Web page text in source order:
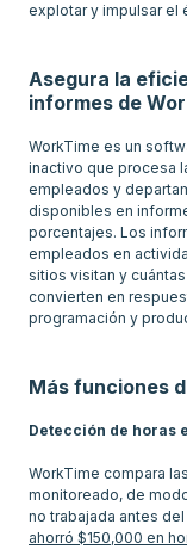
explotar y impulsar el
Asegura la
informes de
WorkTime es un
inactivo que procesa
empleados y
disponibles en
porcentajes. Los
empleados en
sitios visitan y
convierten en
programación y
Más funciones
Detección de horas
WorkTime compara
monitoreado, de
no trabajada antes
ahorró $150,000 en